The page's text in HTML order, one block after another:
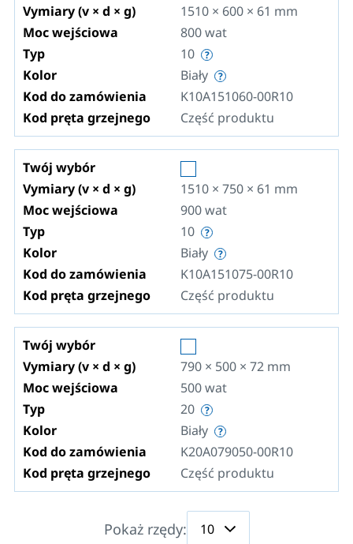
Vymiary (v × d × g)
1510 × 600 × 61 mm
Moc wejściowa
800wat
Typ
10
Kolor
Biały
Kod do zamówienia
K10A151060-00R10
Kod pręta grzejnego
Część produktu
Twój wybór
Vymiary (v × d × g)
1510 × 750 × 61 mm
Moc wejściowa
900wat
Typ
10
Kolor
Biały
Kod do zamówienia
K10A151075-00R10
Kod pręta grzejnego
Część produktu
Twój wybór
Vymiary (v × d × g)
790 × 500 × 72 mm
Moc wejściowa
500wat
Typ
20
Kolor
Biały
Kod do zamówienia
K20A079050-00R10
Kod pręta grzejnego
Część produktu
Pokaż rzędy: